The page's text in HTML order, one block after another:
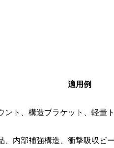
適用例
ント、構造ブラケット、軽量
、内部補強構造、衝撃吸収ビ